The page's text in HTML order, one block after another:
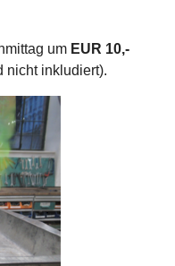
um EUR 10,-
nicht inkludiert).